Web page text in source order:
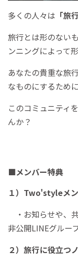
多くの人々は 「旅
旅行とは形のない
ンニングによって
あなたの貴重な旅
なものにするために
このコミュニティ
んか？
■メンバー特典
１）Two'styleメ
・お知らせや、
非公開LINEグルー
２）旅行に役立つ